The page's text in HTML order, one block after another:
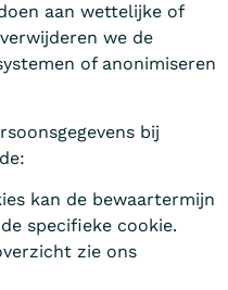
aan wettelijke of
we de
of anonimiseren
bij
kan de bewaartermijn
specifieke cookie.
zie ons